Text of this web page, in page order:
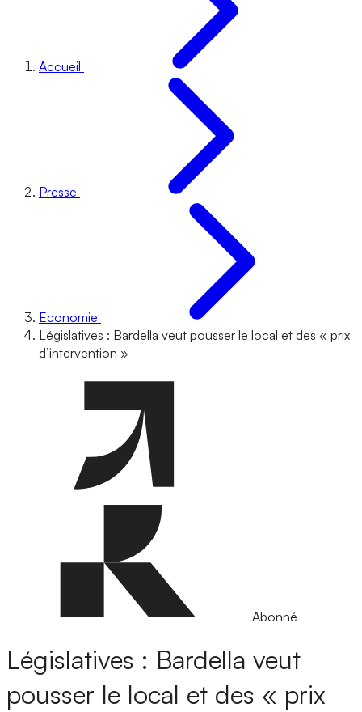
Accueil
Presse
Economie
Législatives : Bardella veut pousser le local et des « prix
d’intervention »
Abonné
Législatives : Bardella veut
pousser le local et des « prix